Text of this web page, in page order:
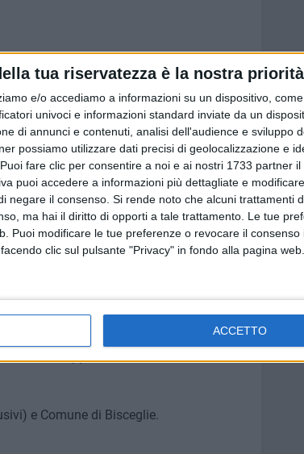
tua riservatezza è la nostra priorità
e/o accediamo a informazioni su un dispositivo,
univoci e informazioni standard inviate da un
di annunci e contenuti, analisi dell'audience e sviluppo
possiamo utilizzare dati precisi di geolocalizzazione e
fare clic per consentire a noi e ai nostri 1733 partner
puoi accedere a informazioni più dettagliate e
negare il consenso. Si rende noto che alcuni trattamenti
ma hai il diritto di opporti a tale trattamento. Le tue
Puoi modificare le tue preferenze o revocare il consenso
clic sul pulsante "Privacy" in fondo alla pagina web.
ACCETTO
Ci sarà a seguito delle partite un
e allenatori.
"Tutti IN Campo"
per vivere insieme da protagonisti
in gioco.
a rafforzare lo spirito di comunità
invito speciale ad associazioni,
approfondire il valore di uno
e Comune di Bisceglie.